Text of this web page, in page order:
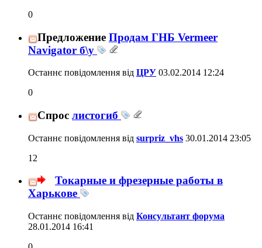
0
Предложение Продам ГНБ Vermeer
Navigator б\у
Останнє повідомлення від ЦРУ 03.02.2014 12:24
0
Спрос листогиб
Останнє повідомлення від surpriz_vhs 30.01.2014 23:05
12
Токарные и фрезерные работы в
Харькове
Останнє повідомлення від Консультант форума
28.01.2014 16:41